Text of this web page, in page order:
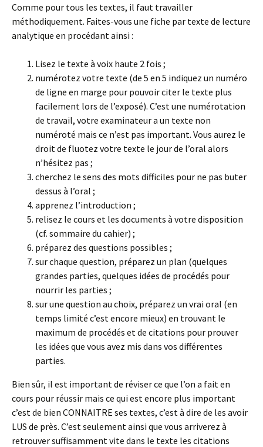
Comme pour tous les textes, il faut travailler
méthodiquement. Faites-vous une fiche par texte de lecture
analytique en procédant ainsi :
Lisez le texte à voix haute 2 fois ;
numérotez votre texte (de 5 en 5 indiquez un numéro
de ligne en marge pour pouvoir citer le texte plus
facilement lors de l’exposé). C’est une numérotation
de travail, votre examinateur a un texte non
numéroté mais ce n’est pas important. Vous aurez le
droit de fluotez votre texte le jour de l’oral alors
n’hésitez pas ;
cherchez le sens des mots difficiles pour ne pas buter
dessus à l’oral ;
apprenez l’introduction ;
relisez le cours et les documents à votre disposition
(cf. sommaire du cahier) ;
préparez des questions possibles ;
sur chaque question, préparez un plan (quelques
grandes parties, quelques idées de procédés pour
nourrir les parties ;
sur une question au choix, préparez un vrai oral (en
temps limité c’est encore mieux) en trouvant le
maximum de procédés et de citations pour prouver
les idées que vous avez mis dans vos différentes
parties.
Bien sûr, il est important de réviser ce que l’on a fait en
cours pour réussir mais ce qui est encore plus important
c’est de bien CONNAITRE ses textes, c’est à dire de les avoir
LUS de près. C’est seulement ainsi que vous arriverez à
retrouver suffisamment vite dans le texte les citations